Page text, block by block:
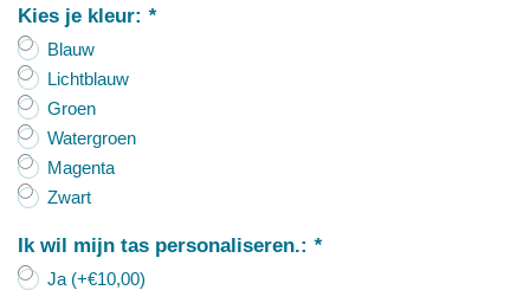
Kies je kleur: *
Blauw
Lichtblauw
Groen
Watergroen
Magenta
Zwart
Ik wil mijn tas personaliseren.: *
Ja (+€10,00)